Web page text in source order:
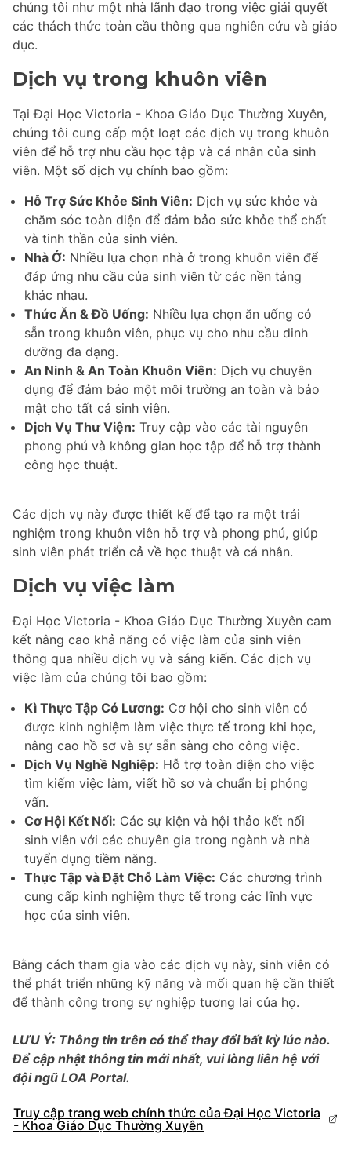
chúng tôi như một nhà lãnh đạo trong việc giải quyết
các thách thức toàn cầu thông qua nghiên cứu và giáo
dục.
Dịch vụ trong khuôn viên
Tại Đại Học Victoria - Khoa Giáo Dục Thường Xuyên,
chúng tôi cung cấp một loạt các dịch vụ trong khuôn
viên để hỗ trợ nhu cầu học tập và cá nhân của sinh
viên. Một số dịch vụ chính bao gồm:
Hỗ Trợ Sức Khỏe Sinh Viên: Dịch vụ sức khỏe và
chăm sóc toàn diện để đảm bảo sức khỏe thể chất
và tinh thần của sinh viên.
Nhà Ở: Nhiều lựa chọn nhà ở trong khuôn viên để
đáp ứng nhu cầu của sinh viên từ các nền tảng
khác nhau.
Thức Ăn & Đồ Uống: Nhiều lựa chọn ăn uống có
sẵn trong khuôn viên, phục vụ cho nhu cầu dinh
dưỡng đa dạng.
An Ninh & An Toàn Khuôn Viên: Dịch vụ chuyên
dụng để đảm bảo một môi trường an toàn và bảo
mật cho tất cả sinh viên.
Dịch Vụ Thư Viện: Truy cập vào các tài nguyên
phong phú và không gian học tập để hỗ trợ thành
công học thuật.
Các dịch vụ này được thiết kế để tạo ra một trải
nghiệm trong khuôn viên hỗ trợ và phong phú, giúp
sinh viên phát triển cả về học thuật và cá nhân.
Dịch vụ việc làm
Đại Học Victoria - Khoa Giáo Dục Thường Xuyên cam
kết nâng cao khả năng có việc làm của sinh viên
thông qua nhiều dịch vụ và sáng kiến. Các dịch vụ
việc làm của chúng tôi bao gồm:
Kì Thực Tập Có Lương: Cơ hội cho sinh viên có
được kinh nghiệm làm việc thực tế trong khi học,
nâng cao hồ sơ và sự sẵn sàng cho công việc.
Dịch Vụ Nghề Nghiệp: Hỗ trợ toàn diện cho việc
tìm kiếm việc làm, viết hồ sơ và chuẩn bị phỏng
vấn.
Cơ Hội Kết Nối: Các sự kiện và hội thảo kết nối
sinh viên với các chuyên gia trong ngành và nhà
tuyển dụng tiềm năng.
Thực Tập và Đặt Chỗ Làm Việc: Các chương trình
cung cấp kinh nghiệm thực tế trong các lĩnh vực
học của sinh viên.
Bằng cách tham gia vào các dịch vụ này, sinh viên có
thể phát triển những kỹ năng và mối quan hệ cần thiết
để thành công trong sự nghiệp tương lai của họ.
LƯU Ý: Thông tin trên có thể thay đổi bất kỳ lúc nào.
Để cập nhật thông tin mới nhất, vui lòng liên hệ với
đội ngũ LOA Portal.
Truy cập trang web chính thức của Đại Học Victoria
- Khoa Giáo Dục Thường Xuyên